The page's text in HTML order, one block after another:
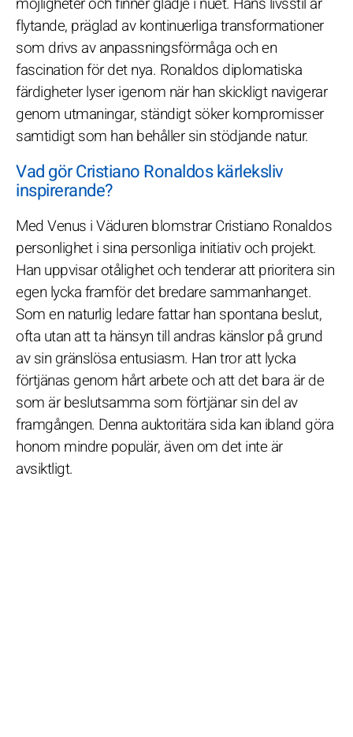
flytande, präglad av kontinuerliga transformationer
som drivs av anpassningsförmåga och en
fascination för det nya. Ronaldos diplomatiska
färdigheter lyser igenom när han skickligt navigerar
genom utmaningar, ständigt söker kompromisser
samtidigt som han behåller sin stödjande natur.
Vad gör Cristiano Ronaldos kärleksliv
inspirerande?
Med Venus i Väduren blomstrar Cristiano Ronaldos
personlighet i sina personliga initiativ och projekt.
Han uppvisar otålighet och tenderar att prioritera sin
egen lycka framför det bredare sammanhanget.
Som en naturlig ledare fattar han spontana beslut,
ofta utan att ta hänsyn till andras känslor på grund
av sin gränslösa entusiasm. Han tror att lycka
förtjänas genom hårt arbete och att det bara är de
som är beslutsamma som förtjänar sin del av
framgången. Denna auktoritära sida kan ibland göra
honom mindre populär, även om det inte är
avsiktligt.